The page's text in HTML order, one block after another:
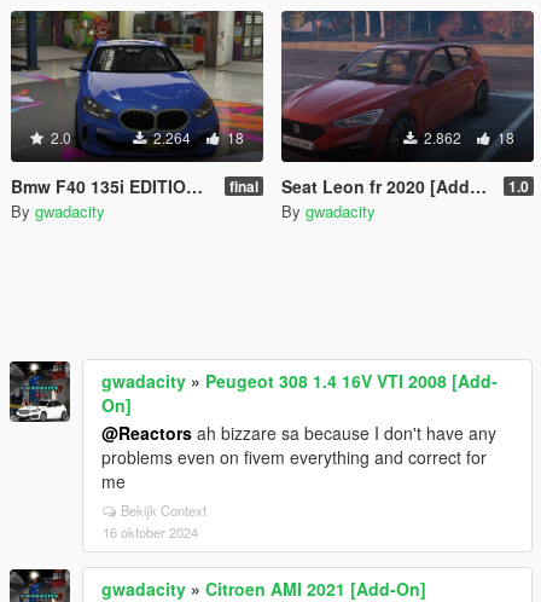
2.0 2.264 18
Bmw F40 135i EDITION GWADA Add-On / FIVEM] final
By gwadacity
2.862 18
Seat Leon fr 2020 [Add-On /] 1.0
By gwadacity
gwadacity » Peugeot 308 1.4 16V VTI 2008 [Add-
On]
@Reactors ah bizzare sa because I don't have any
problems even on fivem everything and correct for
me
Bekijk Context
16 oktober 2024
gwadacity » Citroen AMI 2021 [Add-On]